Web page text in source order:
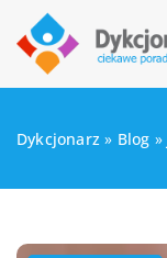
Dykcjonarz » Blog »